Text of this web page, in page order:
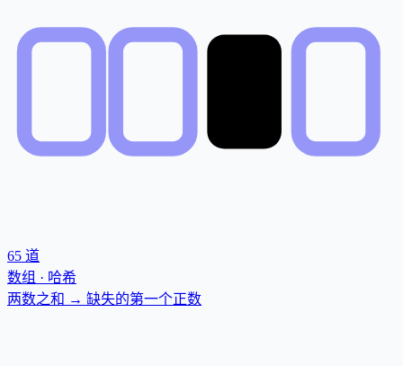
65 道
数组 · 哈希
两数之和 → 缺失的第一个正数